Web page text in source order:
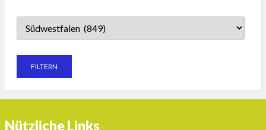
Nützliche Links